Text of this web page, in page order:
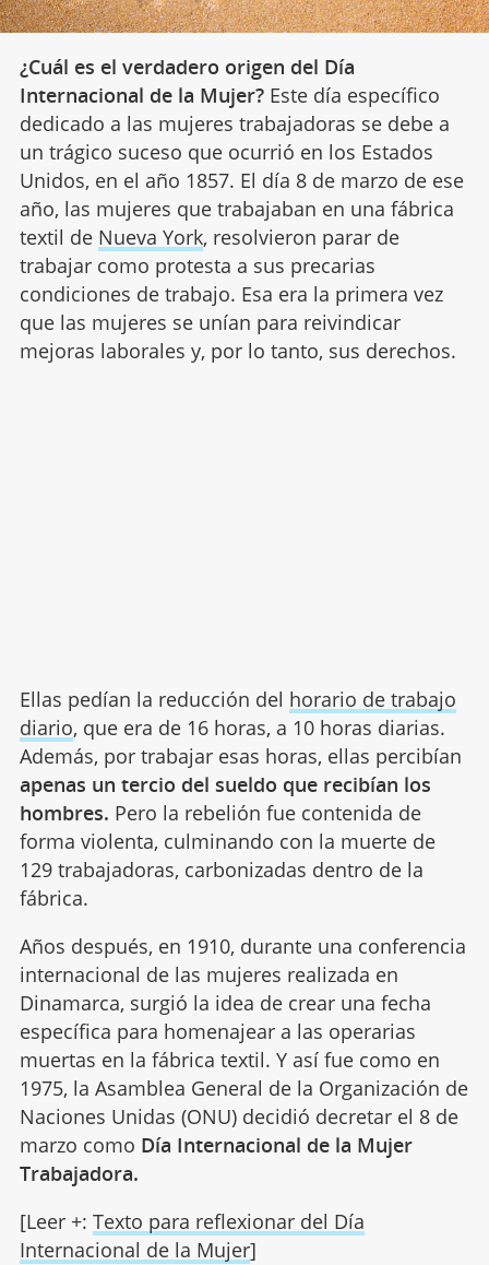
¿Cuál es el verdadero origen del Día
Internacional de la Mujer? Este día específico
dedicado a las mujeres trabajadoras se debe a
un trágico suceso que ocurrió en los Estados
Unidos, en el año 1857. El día 8 de marzo de ese
año, las mujeres que trabajaban en una fábrica
textil de Nueva York, resolvieron parar de
trabajar como protesta a sus precarias
condiciones de trabajo. Esa era la primera vez
que las mujeres se unían para reivindicar
mejoras laborales y, por lo tanto, sus derechos.
Ellas pedían la reducción del horario de trabajo
diario, que era de 16 horas, a 10 horas diarias.
Además, por trabajar esas horas, ellas percibían
apenas un tercio del sueldo que recibían los
hombres. Pero la rebelión fue contenida de
forma violenta, culminando con la muerte de
129 trabajadoras, carbonizadas dentro de la
fábrica.
Años después, en 1910, durante una conferencia
internacional de las mujeres realizada en
Dinamarca, surgió la idea de crear una fecha
específica para homenajear a las operarias
muertas en la fábrica textil. Y así fue como en
1975, la Asamblea General de la Organización de
Naciones Unidas (ONU) decidió decretar el 8 de
marzo como Día Internacional de la Mujer
Trabajadora.
[Leer +: Texto para reflexionar del Día
Internacional de la Mujer]